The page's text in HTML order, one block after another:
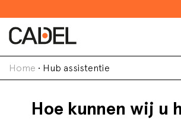
Home • Hub assistentie
Hoe kunnen wij u